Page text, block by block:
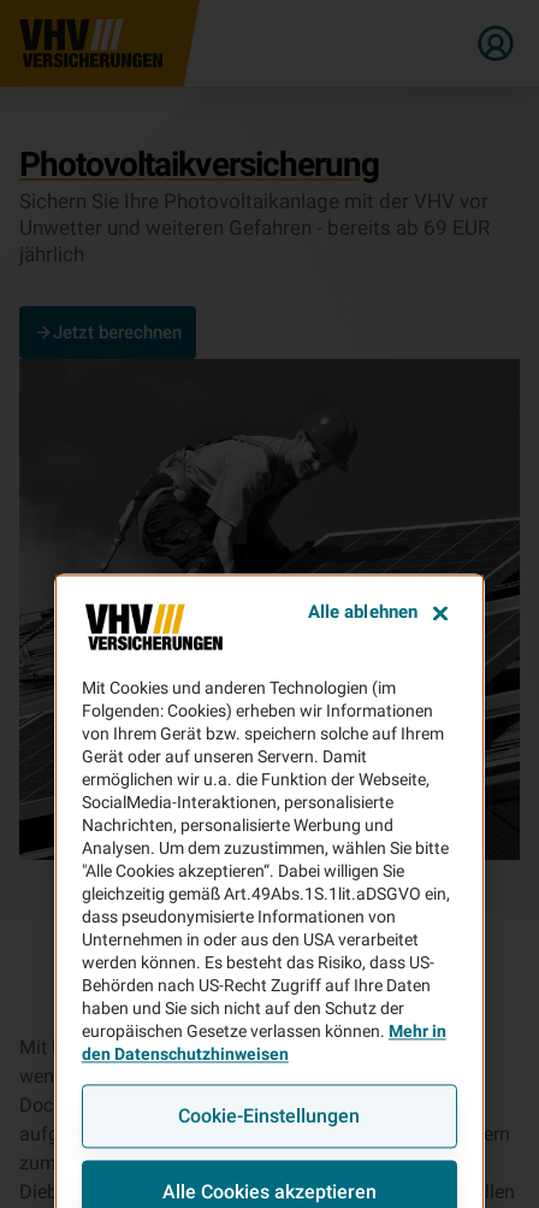
Pho­to­vol­ta­ik­ver­si­che­rung
Sichern Sie Ihre Pho­to­vol­ta­ik­an­lage mit der VHV vor
Unwetter und weiteren Gefahren - bereits ab 69 EUR
jährlich
Jetzt berechnen
Mit Ihrer Photovoltaikanlage tragen Sie dazu bei, dass
weniger CO2 produziert und die Umwelt geschont wird.
Doch die Gefahr eines Schadens ist groß. Nicht nur
aufgrund der immer heftiger werdenden Unwetter, sondern
zum Beispiel auch durch Überspannung, Tierbisse oder
Diebstahl. Die Photovoltaikversicherung leistet finanziellen
Mit Cookies und anderen Technologien (im
Folgenden: Cookies) erheben wir Informationen
von Ihrem Gerät bzw. speichern solche auf Ihrem
Gerät oder auf unseren Servern. Damit
ermöglichen wir u.a. die Funktion der Webseite,
SocialMedia-Interaktionen, personalisierte
Nachrichten, personalisierte Werbung und
Analysen. Um dem zuzustimmen, wählen Sie bitte
"Alle Cookies akzeptieren“. Dabei willigen Sie
gleichzeitig gemäß Art.49Abs.1S.1lit.aDSGVO ein,
dass pseudonymisierte Informationen von
Unternehmen in oder aus den USA verarbeitet
werden können. Es besteht das Risiko, dass US-
Behörden nach US-Recht Zugriff auf Ihre Daten
haben und Sie sich nicht auf den Schutz der
europäischen Gesetze verlassen können. Mehr in
den Datenschutzhinweisen
Cookie-Einstellungen
Alle Cookies akzeptieren
Alle ablehnen